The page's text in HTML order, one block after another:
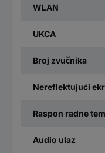
WLAN
UKCA
Broj zvučnika
Nereflektujući
Raspon radne
Audio ulaz